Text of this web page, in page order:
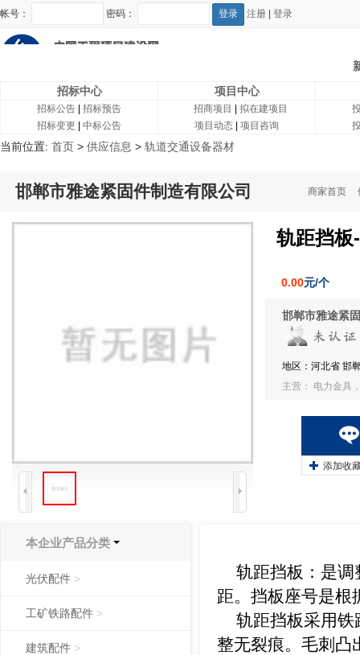
帐号： 密码： 注册 登录
招标中心
项目中心
招标公告
招标预告
招标变更
中标公告
招商项目
拟在建项目
项目动态
项目咨询
当前位置: 首页 > 供应信息 > 轨道交通设备器材
邯郸市雅途紧固件制造有限公司 商家首页
轨距挡板
0.00元/个
邯郸市雅途紧
地区：河北省 邯
主营： 电力金具
+ 添加收
本企业产品分类
光伏配件 >
工矿铁路配件 >
建筑配件 >
轨距挡板：是调
距。挡板座号是根
轨距挡板采用铁
整无裂痕。毛刺凸